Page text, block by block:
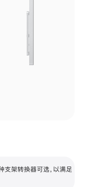
架转换器可选，以满足